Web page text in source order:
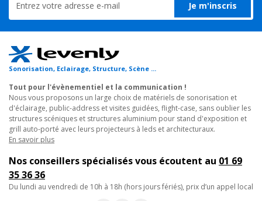
mise en place d'une scène ou d'une
pièce de théâtre.
3. Salons professionnels et expositions : montage destands
d'expositionmodulables.
4.Galeries d'art
et halls d'accueil : installation de supports pour
mises en lumière ou décors.
5. Événements en extérieur : conception de structures alu
résistantes aux conditions extérieures comme pour les
festivals .
Angle de structure aluminium carré de section 290mm pour
charge lourde, avec départ 2 directions 90°.
Caractéristiques techniques :
• Utilisation : jonction horizontale ou verticale
• Encombrement maxi : 50 cm x 50 cm
Je m'inscris
Sonorisation, Eclairage, Structure, Scène ...
Tout pour l'évènementiel et la communication !
Nous vous proposons un large choix de matériels de sonorisation et
d'éclairage, public-address et visites guidées, flight-case, sans oublier les
structures scéniques et structures aluminium pour stand d'exposition et
grill auto-porté avec leurs projecteurs à leds et architecturaux.
En savoir plus
Nos conseillers spécialisés vous écoutent au 01 69
35 36 36
du lundi au vendredi de 10h à 18h (hors jours fériés), prix d’un appel local